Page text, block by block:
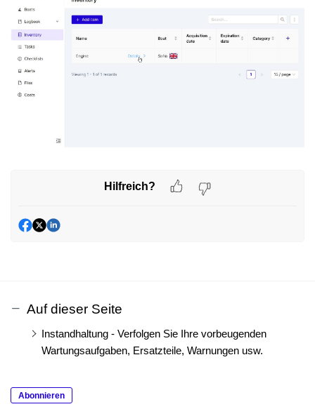
Hilfreich?
Auf dieser Seite
Instandhaltung - Verfolgen Sie Ihre vorbeugenden
Wartungsaufgaben, Ersatzteile, Warnungen usw.
Abonnieren